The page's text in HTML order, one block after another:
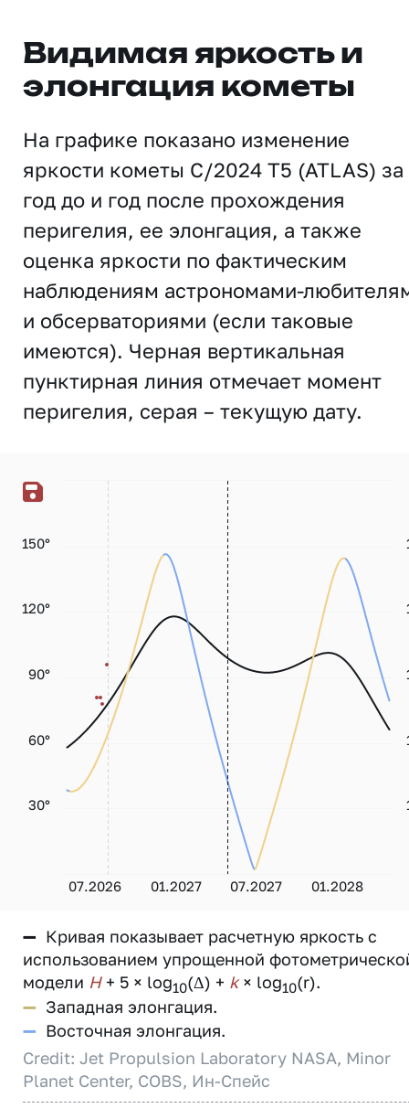
Видимая яркость и
элонгация кометы
На графике показано изменение
яркости кометы C/2024 T5 (ATLAS) за
год до и год после прохождения
перигелия, ее элонгация, а также
оценка яркости по фактическим
наблюдениям астрономами-
и обсерваториями (если таковые
имеются). Черная вертикальная
пунктирная линия отмечает момент
перигелия, серая – текущую дату.
07.2026 01.2027 07.2027 01.2028
30°
60°
90°
120°
150°
— Кривая показывает расчетную яркость с
использованием упрощенной
модели H+ 5 × log10(Δ) + k× log10(r).
— Западная элонгация.
— Восточная элонгация.
Credit: Jet Propulsion Laboratory NASA, Minor
Planet Center, COBS, Ин-Спейс